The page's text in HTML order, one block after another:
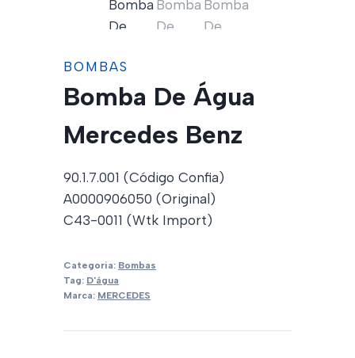
BOMBAS
Bomba De Água
Mercedes Benz
90.1.7.001 (Código Confia)
A0000906050 (Original)
C43-0011 (Wtk Import)
Categoria: Bombas
Tag: D'água
Marca: MERCEDES